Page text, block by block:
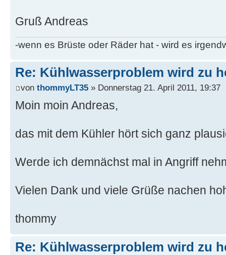
Gruß Andreas
-wenn es Brüste oder Räder hat - wird es
Re: Kühlwasserproblem wird zu
von thommyLT35 » Donnerstag 21. April 2011, 19:37
Moin moin Andreas,
das mit dem Kühler hört sich ganz
Werde ich demnächst mal in Angriff
Vielen Dank und viele Grüße nachen
thommy
Re: Kühlwasserproblem wird zu